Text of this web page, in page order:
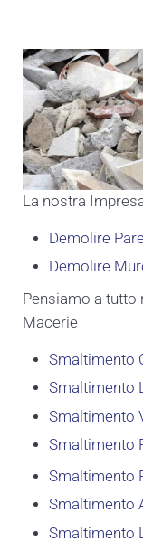
La nostra
Demolire
Demolire
Pensiamo a tutto
Macerie
Smaltimento
Smaltimento
Smaltimento
Smaltimento
Smaltimento
Smaltimento
Smaltimento